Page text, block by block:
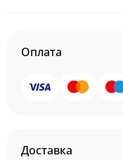
Оплата
Доставка